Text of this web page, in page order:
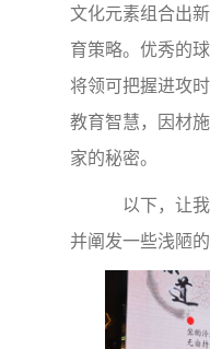
文化元素组合出
育策略。优秀的
将领可把握进攻
教育智慧，因材
家的秘密。
以下，让我
并阐发一些浅陋的